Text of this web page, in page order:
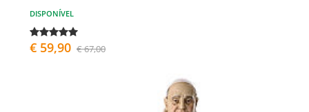
DISPONÍVEL
€ 59,90 € 67,00